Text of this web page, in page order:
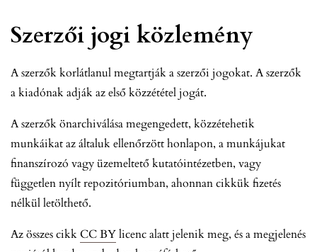
Szerzői jogi közlemény
A szerzők korlátlanul megtartják a szerzői jogokat. A szerzők
a kiadónak adják az első közzététel jogát.
A szerzők önarchiválása megengedett, közzétehetik
munkáikat az általuk ellenőrzött honlapon, a munkájukat
finanszírozó vagy üzemeltető kutatóintézetben, vagy
független nyílt repozitóriumban, ahonnan cikkük fizetés
nélkül letölthető.
Az összes cikkCC BYlicenc alatt jelenik meg, és a megjelenés